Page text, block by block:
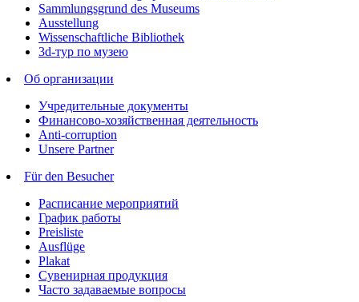
Sammlungsgrund des Museums
Ausstellung
Wissenschaftliche Bibliothek
3d-тур по музею
Об организации
Учредительные документы
Финансово-хозяйственная деятельность
Anti-corruption
Unsere Partner
Für den Besucher
Расписание мероприятий
График работы
Preisliste
Ausflüge
Plakat
Сувенирная продукция
Часто задаваемые вопросы